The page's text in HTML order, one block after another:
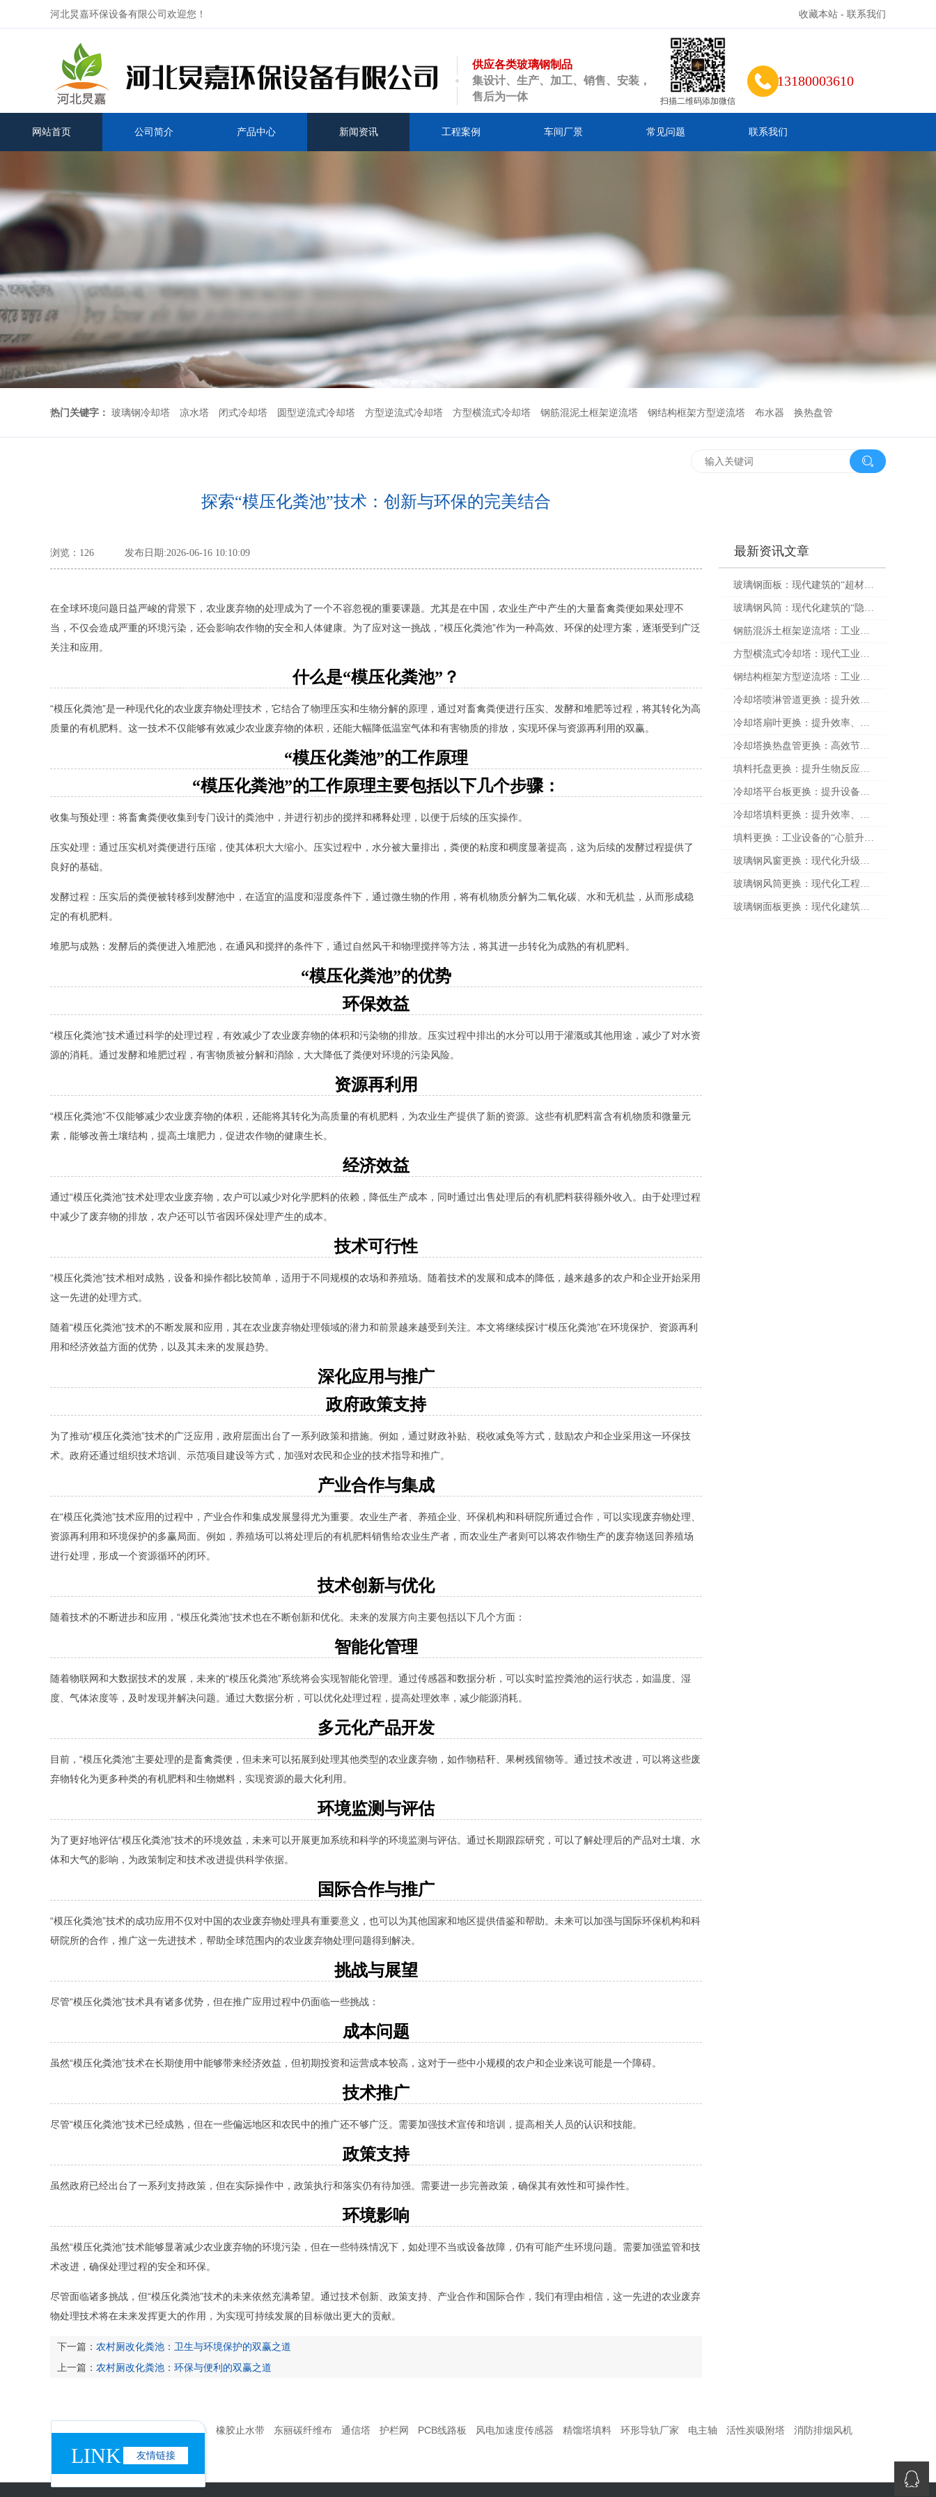
收藏本站 - 联系我们
河北炅嘉环保设备有限公司欢迎您！
供应各类玻璃钢制品
集设计、生产、加工、销售、安装，
售后为一体
扫描二维码添加微信
13180003610
网站首页 公司简介 产品中心 新闻资讯 工程案例 车间厂景 常见问题 联系我们
热门关键字： 玻璃钢冷却塔 凉水塔 闭式冷却塔 圆型逆流式冷却塔 方型逆流式冷却塔 方型横流式冷却塔 钢筋混泥土框架逆流塔 钢结构框架方型逆流塔 布水器 换热盘管
探索“模压化粪池”技术：创新与环保的完美结合
浏览： 126 发布日期:2026-06-16 10:10:09
在全球环境问题日益严峻的背景下，农业废弃物的处理成为了一个不容忽视的重要课题。尤其是在中国，农业生产中产生的大量畜禽粪便如果处理不
当，不仅会造成严重的环境污染，还会影响农作物的安全和人体健康。为了应对这一挑战，“模压化粪池”作为一种高效、环保的处理方案，逐渐受到广泛
关注和应用。
什么是“模压化粪池”？
“模压化粪池”是一种现代化的农业废弃物处理技术，它结合了物理压实和生物分解的原理，通过对畜禽粪便进行压实、发酵和堆肥等过程，将其转化为高
质量的有机肥料。这一技术不仅能够有效减少农业废弃物的体积，还能大幅降低温室气体和有害物质的排放，实现环保与资源再利用的双赢。
“模压化粪池”的工作原理
“模压化粪池”的工作原理主要包括以下几个步骤：
收集与预处理：将畜禽粪便收集到专门设计的粪池中，并进行初步的搅拌和稀释处理，以便于后续的压实操作。
压实处理：通过压实机对粪便进行压缩，使其体积大大缩小。压实过程中，水分被大量排出，粪便的粘度和稠度显著提高，这为后续的发酵过程提供了
良好的基础。
发酵过程：压实后的粪便被转移到发酵池中，在适宜的温度和湿度条件下，通过微生物的作用，将有机物质分解为二氧化碳、水和无机盐，从而形成稳
定的有机肥料。
堆肥与成熟：发酵后的粪便进入堆肥池，在通风和搅拌的条件下，通过自然风干和物理搅拌等方法，将其进一步转化为成熟的有机肥料。
“模压化粪池”的优势
环保效益
“模压化粪池”技术通过科学的处理过程，有效减少了农业废弃物的体积和污染物的排放。压实过程中排出的水分可以用于灌溉或其他用途，减少了对水资
源的消耗。通过发酵和堆肥过程，有害物质被分解和消除，大大降低了粪便对环境的污染风险。
资源再利用
“模压化粪池”不仅能够减少农业废弃物的体积，还能将其转化为高质量的有机肥料，为农业生产提供了新的资源。这些有机肥料富含有机物质和微量元
素，能够改善土壤结构，提高土壤肥力，促进农作物的健康生长。
经济效益
通过“模压化粪池”技术处理农业废弃物，农户可以减少对化学肥料的依赖，降低生产成本，同时通过出售处理后的有机肥料获得额外收入。由于处理过程
中减少了废弃物的排放，农户还可以节省因环保处理产生的成本。
技术可行性
“模压化粪池”技术相对成熟，设备和操作都比较简单，适用于不同规模的农场和养殖场。随着技术的发展和成本的降低，越来越多的农户和企业开始采用
这一先进的处理方式。
随着“模压化粪池”技术的不断发展和应用，其在农业废弃物处理领域的潜力和前景越来越受到关注。本文将继续探讨“模压化粪池”在环境保护、资源再利
用和经济效益方面的优势，以及其未来的发展趋势。
深化应用与推广
政府政策支持
为了推动“模压化粪池”技术的广泛应用，政府层面出台了一系列政策和措施。例如，通过财政补贴、税收减免等方式，鼓励农户和企业采用这一环保技
术。政府还通过组织技术培训、示范项目建设等方式，加强对农民和企业的技术指导和推广。
产业合作与集成
在“模压化粪池”技术应用的过程中，产业合作和集成发展显得尤为重要。农业生产者、养殖企业、环保机构和科研院所通过合作，可以实现废弃物处理、
资源再利用和环境保护的多赢局面。例如，养殖场可以将处理后的有机肥料销售给农业生产者，而农业生产者则可以将农作物生产的废弃物送回养殖场
进行处理，形成一个资源循环的闭环。
技术创新与优化
随着技术的不断进步和应用，“模压化粪池”技术也在不断创新和优化。未来的发展方向主要包括以下几个方面：
智能化管理
随着物联网和大数据技术的发展，未来的“模压化粪池”系统将会实现智能化管理。通过传感器和数据分析，可以实时监控粪池的运行状态，如温度、湿
度、气体浓度等，及时发现并解决问题。通过大数据分析，可以优化处理过程，提高处理效率，减少能源消耗。
多元化产品开发
目前，“模压化粪池”主要处理的是畜禽粪便，但未来可以拓展到处理其他类型的农业废弃物，如作物秸秆、果树残留物等。通过技术改进，可以将这些废
弃物转化为更多种类的有机肥料和生物燃料，实现资源的最大化利用。
环境监测与评估
为了更好地评估“模压化粪池”技术的环境效益，未来可以开展更加系统和科学的环境监测与评估。通过长期跟踪研究，可以了解处理后的产品对土壤、水
体和大气的影响，为政策制定和技术改进提供科学依据。
国际合作与推广
“模压化粪池”技术的成功应用不仅对中国的农业废弃物处理具有重要意义，也可以为其他国家和地区提供借鉴和帮助。未来可以加强与国际环保机构和科
研院所的合作，推广这一先进技术，帮助全球范围内的农业废弃物处理问题得到解决。
挑战与展望
尽管“模压化粪池”技术具有诸多优势，但在推广应用过程中仍面临一些挑战：
成本问题
虽然“模压化粪池”技术在长期使用中能够带来经济效益，但初期投资和运营成本较高，这对于一些中小规模的农户和企业来说可能是一个障碍。
技术推广
尽管“模压化粪池”技术已经成熟，但在一些偏远地区和农民中的推广还不够广泛。需要加强技术宣传和培训，提高相关人员的认识和技能。
政策支持
虽然政府已经出台了一系列支持政策，但在实际操作中，政策执行和落实仍有待加强。需要进一步完善政策，确保其有效性和可操作性。
环境影响
虽然“模压化粪池”技术能够显著减少农业废弃物的环境污染，但在一些特殊情况下，如处理不当或设备故障，仍有可能产生环境问题。需要加强监管和技
术改进，确保处理过程的安全和环保。
尽管面临诸多挑战，但“模压化粪池”技术的未来依然充满希望。通过技术创新、政策支持、产业合作和国际合作，我们有理由相信，这一先进的农业废弃
物处理技术将在未来发挥更大的作用，为实现可持续发展的目标做出更大的贡献。
下一篇： 农村厕改化粪池：卫生与环境保护的双赢之道
上一篇： 农村厕改化粪池：环保与便利的双赢之道
最新资讯文章
玻璃钢面板：现代建筑的“超材料”升级版——智能、耐用、美观的未来选择
玻璃钢风筒：现代化建筑的“隐形守护者”
钢筋混泝土框架逆流塔：工业化时代的“绿色能源之塔”
方型横流式冷却塔：现代工业冷却的“神器”背后的科技与智慧
钢结构框架方型逆流塔：工业升级的“隐形引擎”
冷却塔喷淋管道更换：提升效率、延长寿命的关键步骤
冷却塔扇叶更换：提升效率、延长寿命的关键步骤
冷却塔换热盘管更换：高效节能的关键升级之旅
填料托盘更换：提升生物反应器效率的关键操作
冷却塔平台板更换：提升设备效率与安全性的关键步骤
冷却塔填料更换：提升效率、延长寿命的关键步骤
填料更换：工业设备的“心脏升级”——如何让设备永远“年轻”
玻璃钢风窗更换：现代化升级的必备选择！
玻璃钢风筒更换：现代化工程升级的利器
玻璃钢面板更换：现代化建筑升级的利器，让空间更加光亮与坚固
LINK 友情链接
橡胶止水带 东丽碳纤维布 通信塔 护栏网 PCB线路板 风电加速度传感器 精馏塔填料 环形导轨厂家 电主轴 活性炭吸附塔 消防排烟风机
QQ咨询